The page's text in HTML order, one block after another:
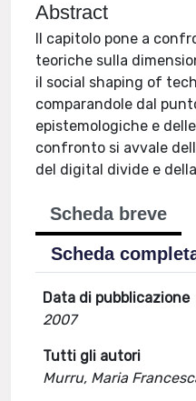
Abstract
Il capitolo pone a
teoriche sulla
il social shaping of
comparandole dal
epistemologiche e
confronto si avvale
del digital divide e
Scheda breve
Scheda
Data di pubblicazione
2007
Tutti gli autori
Murru, Maria